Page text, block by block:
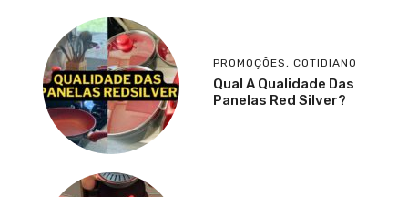
PROMOÇÕES, COTIDIANO
Qual A Qualidade Das
Panelas Red Silver?